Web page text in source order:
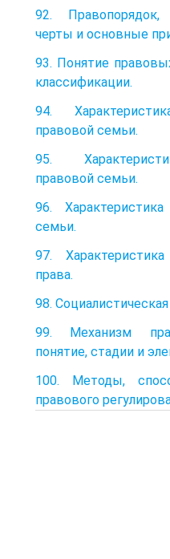
92. Правопорядок,
черты и основные
93. Понятие
классификации.
94.
правовой семьи.
95.
правовой семьи.
96.
семьи.
97.
права.
98.
99. Механизм
понятие, стадии и
100. Методы,
правового